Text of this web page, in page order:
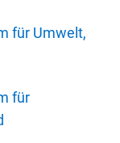
für Umwelt,
für